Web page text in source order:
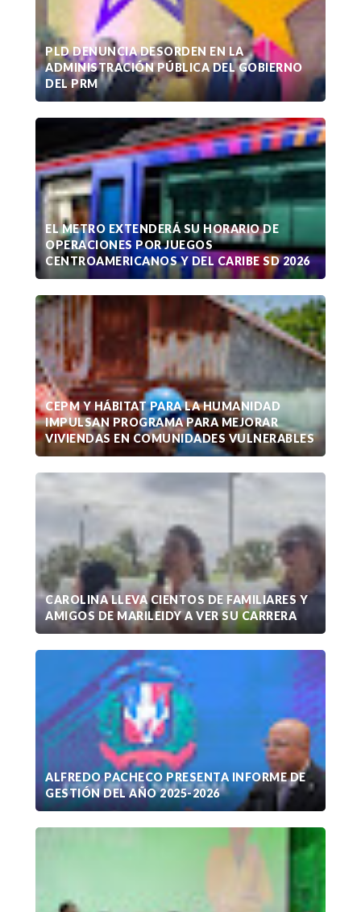
PLD DENUNCIA DESORDEN EN LA
ADMINISTRACIÓN PÚBLICA DEL GOBIERNO
DEL PRM
EL METRO EXTENDERÁ SU HORARIO DE
OPERACIONES POR JUEGOS
CENTROAMERICANOS Y DEL CARIBE SD 2026
CEPM Y HÁBITAT PARA LA HUMANIDAD
IMPULSAN PROGRAMA PARA MEJORAR
VIVIENDAS EN COMUNIDADES VULNERABLES
CAROLINA LLEVA CIENTOS DE FAMILIARES Y
AMIGOS DE MARILEIDY A VER SU CARRERA
ALFREDO PACHECO PRESENTA INFORME DE
GESTIÓN DEL AÑO 2025-2026